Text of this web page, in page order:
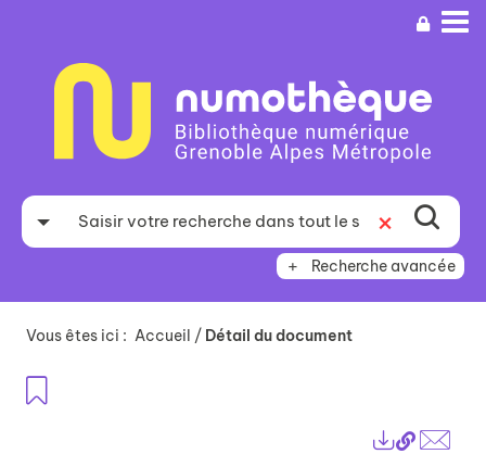
recherche
Recherche avancée
Vous êtes ici : Accueil / Détail du document
Lien